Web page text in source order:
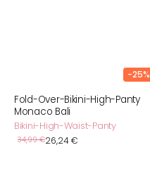
-25%
Fold-Over-Bikini-High-Panty
Monaco Bali
Bikini-High-Waist-Panty
Normaler
34,99 €
Verkaufspreis
26,24 €